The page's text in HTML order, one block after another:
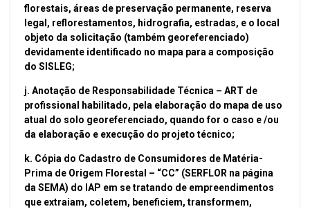
florestais, áreas de preservação permanente, reserva
legal, reflorestamentos, hidrografia, estradas, e o local
objeto da solicitação (também georeferenciado)
devidamente identificado no mapa para a composição
do SISLEG;
j. Anotação de Responsabilidade Técnica – ART de
profissional habilitado, pela elaboração do mapa de uso
atual do solo georeferenciado, quando for o caso e /ou
da elaboração e execução do projeto técnico;
k. Cópia do Cadastro de Consumidores de Matéria-
Prima de Origem Florestal – “CC” (SERFLOR na página
da SEMA) do IAP em se tratando de empreendimentos
que extraiam, coletem, beneficiem, transformem,